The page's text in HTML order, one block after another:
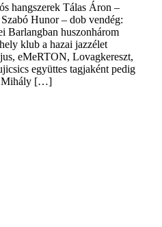
hangszerek Tálas Áron –
Hunor – dob vendég:
Barlangban huszonhárom
klub a hazai jazzélet
eMeRTON, Lovagkereszt,
együttes tagjaként pedig
Mihály […]